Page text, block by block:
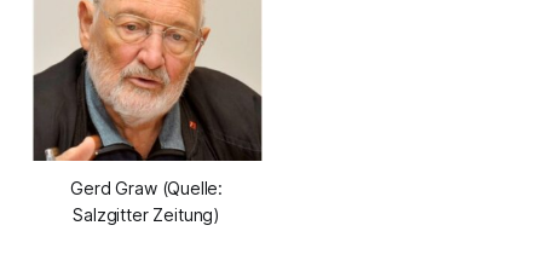
Gerd Graw (Quelle:
Salzgitter Zeitung)